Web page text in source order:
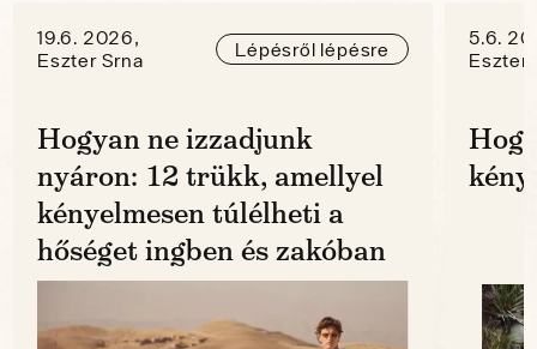
19.6. 2026,
Eszter Srna
Lépésről lépésre
Hogyan ne izzadjunk
nyáron: 12 trükk, amellyel
kényelmesen túlélheti a
hőséget ingben és zakóban
5.6.
Eszter